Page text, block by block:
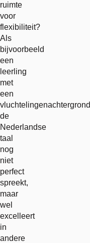
ruimte
voor
flexibiliteit?
Als
bijvoorbeeld
een
leerling
met
een
vluchtelingenachtergrond
de
Nederlandse
taal
nog
niet
perfect
spreekt,
maar
wel
excelleert
in
andere